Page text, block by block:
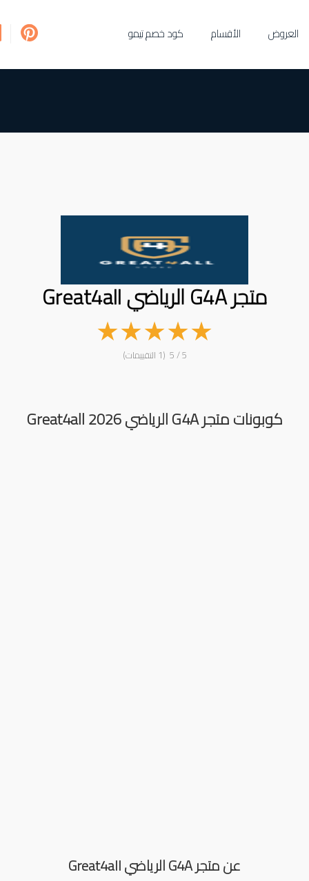
العروض الأقسام كود خصم تيمو
متجر G4A الرياضي Great4all
★
★
★
★
★ 5 / 5 (1 التقييمات)
كوبونات متجر G4A الرياضي Great4all 2026
عن متجر G4A الرياضي Great4all